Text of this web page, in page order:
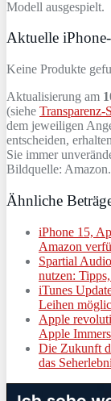
Modell ausgespielt.
Aktuelle
Keine Produkte
Aktualisierung am
(siehe Transparenz-
dem jeweiligen
entscheiden,
Sie immer
Bildquelle: Amazon.
Ähnliche
iPhone 15,
Amazon
Spartial
nutzen:
iTunes
Leihen
Apple
Apple
Die Zukunft
das